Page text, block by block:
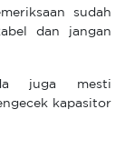
sudah
dan jangan
juga mesti
kapasitor